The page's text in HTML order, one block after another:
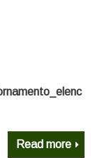
Read more